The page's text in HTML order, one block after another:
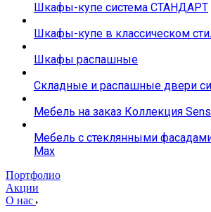
Шкафы-купе система СТАНДАРТ
Шкафы-купе в классическом
Шкафы распашные
Складные и распашные двери
Мебель на заказ Коллекция
Мебель с стеклянными
Max
Портфолио
Акции
О нас